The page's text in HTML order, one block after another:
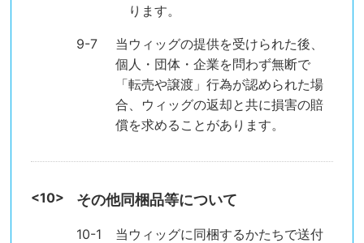
ります。
当ウィッグの提供を受けられた後、
個人・団体・企業を問わず無断で
「転売や譲渡」行為が認められた場
合、ウィッグの返却と共に損害の賠
償を求めることがあります。
その他同梱品等について
当ウィッグに同梱するかたちで送付